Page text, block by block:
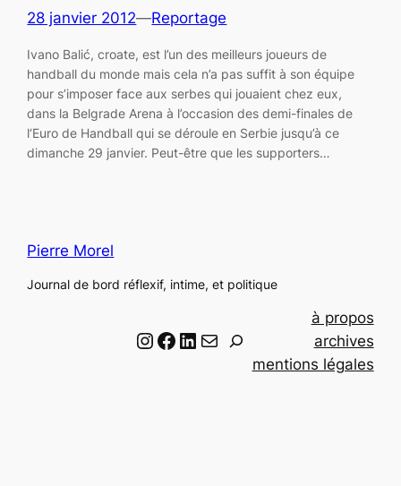
28 janvier 2012—Reportage
Ivano Balić, croate, est l’un des meilleurs joueurs de
handball du monde mais cela n’a pas suffit à son équipe
pour s’imposer face aux serbes qui jouaient chez eux,
dans la Belgrade Arena à l’occasion des demi-finales de
l‘Euro de Handball qui se déroule en Serbie jusqu’à ce
dimanche 29 janvier. Peut-être que les supporters…
Pierre Morel
Journal de bord réflexif, intime, et politique
Instagram Facebook LinkedIn Email
à propos
archives
mentions légales